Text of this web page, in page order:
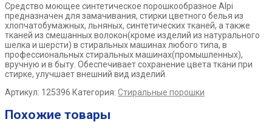
Средство моющее синтетическое порошкообразное Alpi
предназначен для замачивания, стирки цветного белья из
хлопчатобумажных, льняных, синтетических тканей, а также
тканей из смешанных волокон(кроме изделий из натурального
шелка и шерсти) в стиральных машинах любого типа, в
профессиональных стиральных машинах(промышленных),
вручную и в быту. Обеспечивает сохранение цвета ткани при
стирке, улучшает внешний вид изделий.
Артикул: 125396 Категория: Стиральные порошки
Похожие товары